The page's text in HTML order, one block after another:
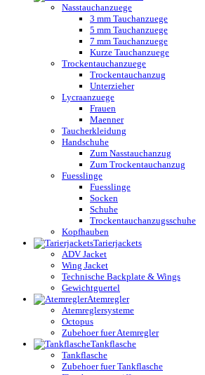
Nasstauchanzuege
3 mm Tauchanzuege
5 mm Tauchanzuege
7 mm Tauchanzuege
Kurze Tauchanzuege
Trockentauchanzuege
Trockentauchanzug
Unterzieher
Lycraanzuege
Frauen
Maenner
Taucherkleidung
Handschuhe
Zum Nasstauchanzug
Zum Trockentauchanzug
Fuesslinge
Fuesslinge
Socken
Schuhe
Trockentauchanzugsschuhe
Kopfhauben
Tarierjackets
ADV Jacket
Wing Jacket
Technische Backplate & Wings
Gewichtguertel
Atemregler
Atemreglersysteme
Octopus
Zubehoer fuer Atemregler
Tankflasche
Tankflasche
Zubehoer fuer Tankflasche